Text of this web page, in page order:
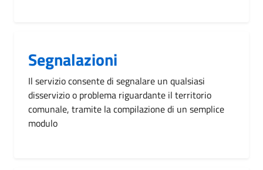
Segnalazioni
Il servizio consente di segnalare un qualsiasi
disservizio o problema riguardante il territorio
comunale, tramite la compilazione di un semplice
modulo